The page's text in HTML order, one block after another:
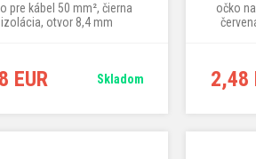
pre kábel 50 mm², čierna
izolácia, otvor 8,4 mm
EUR Skladom
očko
2,48